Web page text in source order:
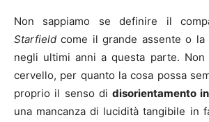
Non sappiamo se definire il
Starfield come il grande assente o la
negli ultimi anni a questa parte.
cervello, per quanto la cosa possa
proprio il senso didisorientamento
una mancanza di lucidità tangibile in